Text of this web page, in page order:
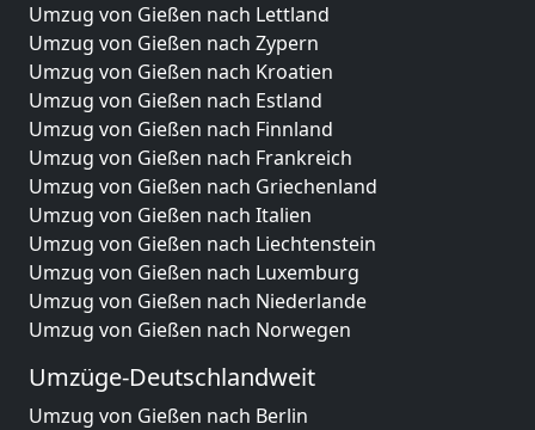
Umzug von Gießen nach Lettland
Umzug von Gießen nach Zypern
Umzug von Gießen nach Kroatien
Umzug von Gießen nach Estland
Umzug von Gießen nach Finnland
Umzug von Gießen nach Frankreich
Umzug von Gießen nach Griechenland
Umzug von Gießen nach Italien
Umzug von Gießen nach Liechtenstein
Umzug von Gießen nach Luxemburg
Umzug von Gießen nach Niederlande
Umzug von Gießen nach Norwegen
Umzüge-Deutschlandweit
Umzug von Gießen nach Berlin